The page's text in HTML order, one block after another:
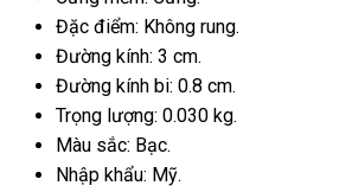
Vật
Có
Đủ
1,2
Bi
Đặc điểm: Không rung.
Đường kính: 3 cm.
Đường kính bi: 0.8 cm.
Trọng lượng: 0.030 kg.
Màu sắc: Bạc.
Nhập khẩu: Mỹ.